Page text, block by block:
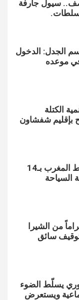
سيول جارفة
الجدل: الدخول
2026-2027 في موعده
الكتلة
بإقليم شفشاون
برنامج شتوي قياسي يربط المغرب بـ14
السياحة
350 كيلوغراماً من الشيرا
سائق
يسلّط الضوء
ويستعرض